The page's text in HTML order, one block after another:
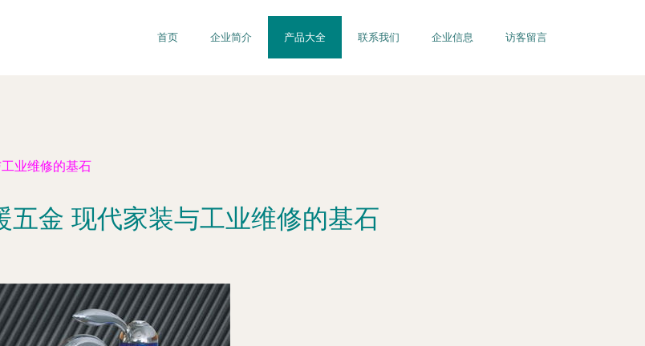
首页 企业简介 产品大全 联系我们 企业信息 访客留言
业维修的基石
五金 现代家装与工业维修的基石